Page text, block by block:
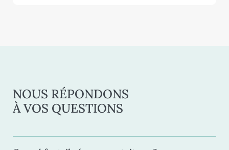
NOUS RÉPONDONS
À VOS QUESTIONS